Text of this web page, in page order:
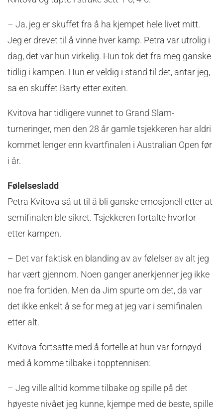
– Ja, jeg er skuffet fra å ha kjempet hele livet mitt.
Jeg er drevet til å vinne hver kamp. Petra var utrolig i
dag, det var hun virkelig. Hun tok det fra meg ganske
tidlig i kampen. Hun er veldig i stand til det, antar jeg,
sa en skuffet Barty etter exiten.
Kvitova har tidligere vunnet to Grand Slam-
turneringer, men den 28 år gamle tsjekkeren har aldri
kommet lenger enn kvartfinalen i Australian Open før
i år.
Følelsesladd
Petra Kvitova så ut til å bli ganske emosjonell etter at
semifinalen ble sikret. Tsjekkeren fortalte hvorfor
etter kampen.
– Det var faktisk en blanding av av følelser av alt jeg
har vært gjennom. Noen ganger anerkjenner jeg ikke
noe fra fortiden. Men da Jim spurte om det, da var
det ikke enkelt å se for meg at jeg var i semifinalen
etter alt.
Kvitova fortsatte med å fortelle at hun var fornøyd
med å komme tilbake i topptennisen:
– Jeg ville alltid komme tilbake og spille på det
høyeste nivået jeg kunne, kjempe med de beste, spille